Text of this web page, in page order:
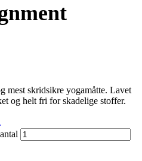
mest skridsikre yogamåtte. Lavet
og helt fri for skadelige stoffer.